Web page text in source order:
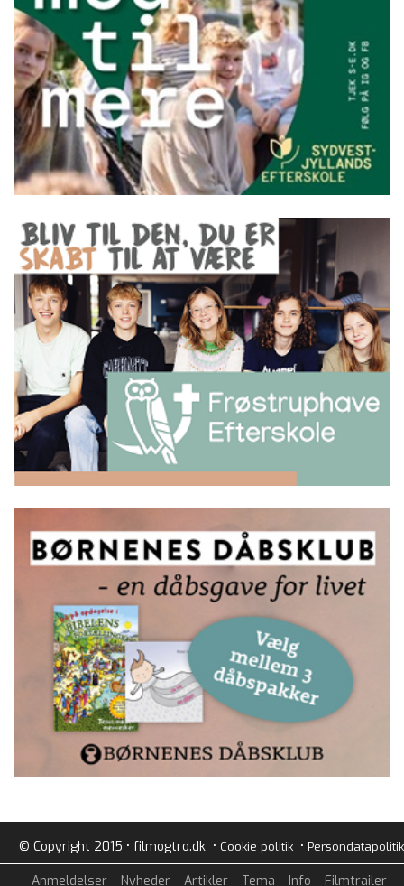
© Copyright 2015 • filmogtro.dk • Cookie politik• Persondatapolitik
Anmeldelser Nyheder Artikler Tema Info Filmtrailer